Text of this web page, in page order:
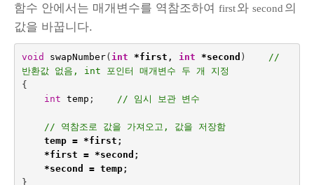
함수 안에서는 매개변수를 역참조하여 first와 second 의
값을 바꿉니다.
void swapNumber( int *first , int *second ) //
반환값 없음, int 포인터 매개변수 두 개 지정
{
int temp ; // 임시 보관 변수
// 역참조로 값을 가져오고, 값을 저장함
temp = *first ;
*first = *second ;
*second = temp;
}